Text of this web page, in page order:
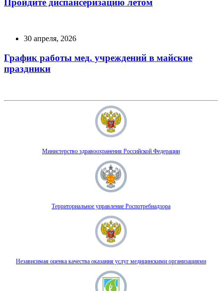
Пройдите диспансеризацию летом
30 апреля, 2026
График работы мед. учреждений в майские
праздники
Министерство здравоохранения Российской Федерации
Территориальное управление Роспотребнадзора
Независимая оценка качества оказания услуг медицинскими организациями